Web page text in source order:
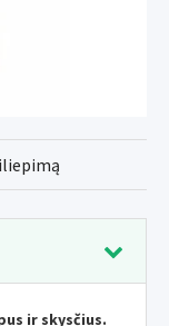
ir skysčius.